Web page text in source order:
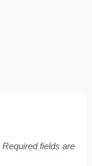
Required fields are